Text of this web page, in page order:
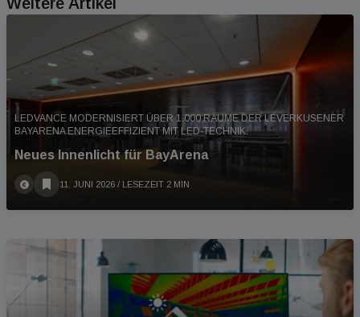
LEDVANCE MODERNISIERT ÜBER 1.000 RÄUME DER LEVERKUSENER
BAYARENA ENERGIEEFFIZIENT MIT LED-TECHNIK.
Neues Innenlicht für BayArena
11. JUNI 2026 / LESEZEIT 2 MIN